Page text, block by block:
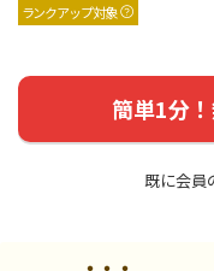
ランクアップ対象
簡単1分
既に会員